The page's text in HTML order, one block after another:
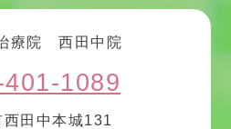
療院 西田中院
1089
田中本城131